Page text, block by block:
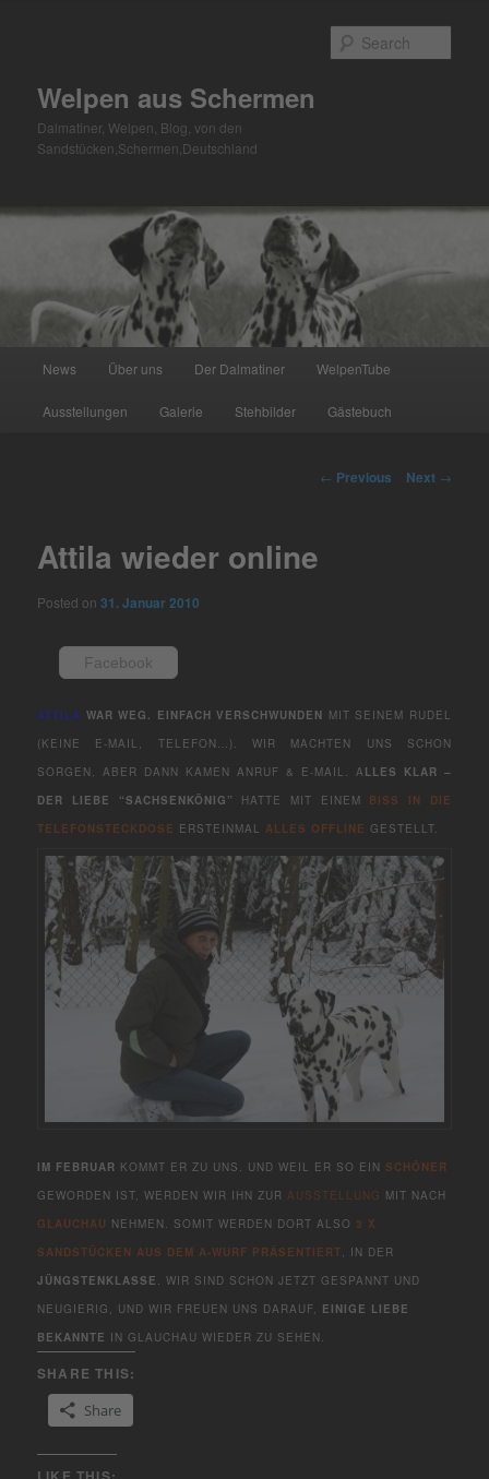
Welpen aus Schermen
Dalmatiner, Welpen, Blog, von den
Sandstücken,Schermen,Deutschland
News Über uns Der Dalmatiner WelpenTube
Ausstellungen Galerie Stehbilder Gästebuch
Post
← Previous Next →
Attila wieder online
Posted on31. Januar 2010
Facebook
ATTILA WAR WEG. EINFACH VERSCHWUNDEN MIT SEINEM RUDEL
(KEINE E-MAIL, TELEFON…). WIR MACHTEN UNS SCHON
SORGEN, ABER DANN KAMEN ANRUF & E-MAIL. A LLES KLAR –
DER LIEBE “SACHSENKÖNIG”
HATTE MIT EINEM BISS IN DIE
TELEFONSTECKDOSE ERSTEINMAL ALLES OFFLINE GESTELLT.
IM FEBRUAR KOMMT ER ZU UNS. UND WEIL ER SO EIN SCHÖNER
GEWORDEN IST, WERDEN WIR IHN ZUR AUSSTELLUNG MIT NACH
GLAUCHAU NEHMEN. SOMIT WERDEN DORT ALSO 3 X
SANDSTÜCKEN AUS DEM A-WURF PRÄSENTIERT , IN DER
JÜNGSTENKLASSE
. WIR SIND SCHON JETZT GESPANNT UND
NEUGIERIG, UND WIR FREUEN UNS DARAUF, EINIGE LIEBE
BEKANNTE IN GLAUCHAU WIEDER ZU SEHEN.
SHARE THIS:
Share